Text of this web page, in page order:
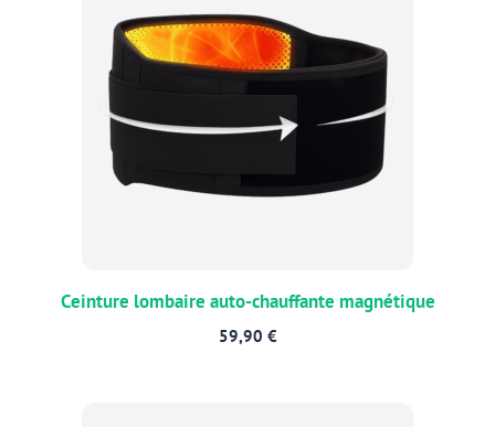
Ceinture lombaire auto-chauffante magnétique
59,90 €